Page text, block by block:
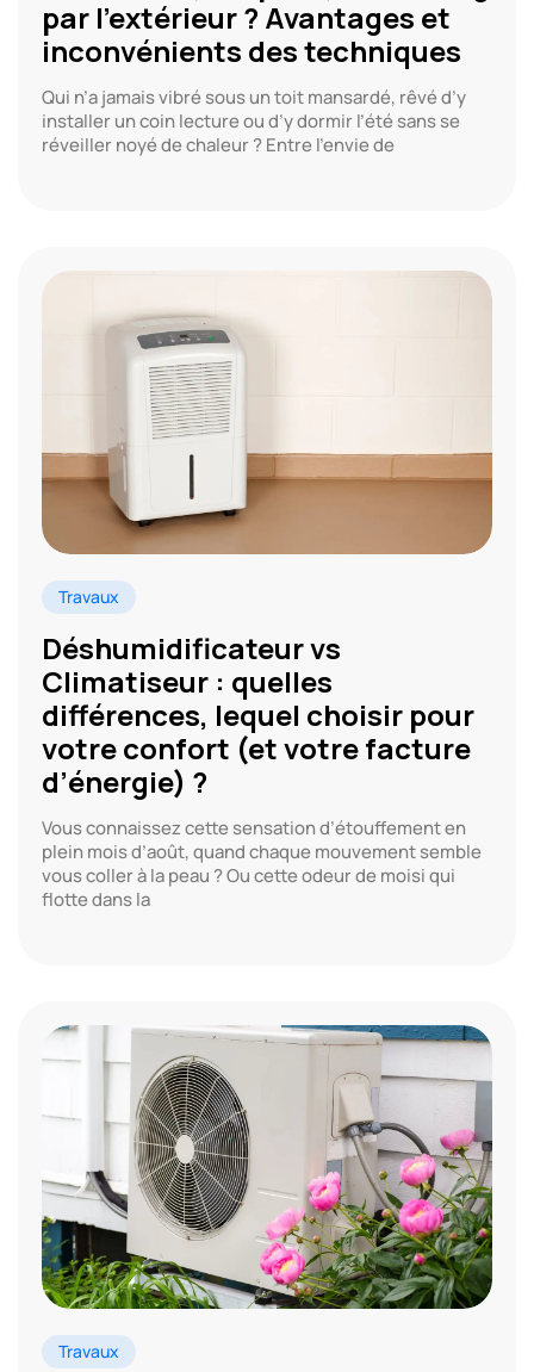
par l’extérieur ? Avantages et
inconvénients des techniques
Qui n’a jamais vibré sous un toit mansardé, rêvé d’y
installer un coin lecture ou d’y dormir l’été sans se
réveiller noyé de chaleur ? Entre l’envie de
Travaux
Déshumidificateur vs
Climatiseur : quelles
différences, lequel choisir pour
votre confort (et votre facture
d’énergie) ?
Vous connaissez cette sensation d’étouffement en
plein mois d’août, quand chaque mouvement semble
vous coller à la peau ? Ou cette odeur de moisi qui
flotte dans la
Travaux